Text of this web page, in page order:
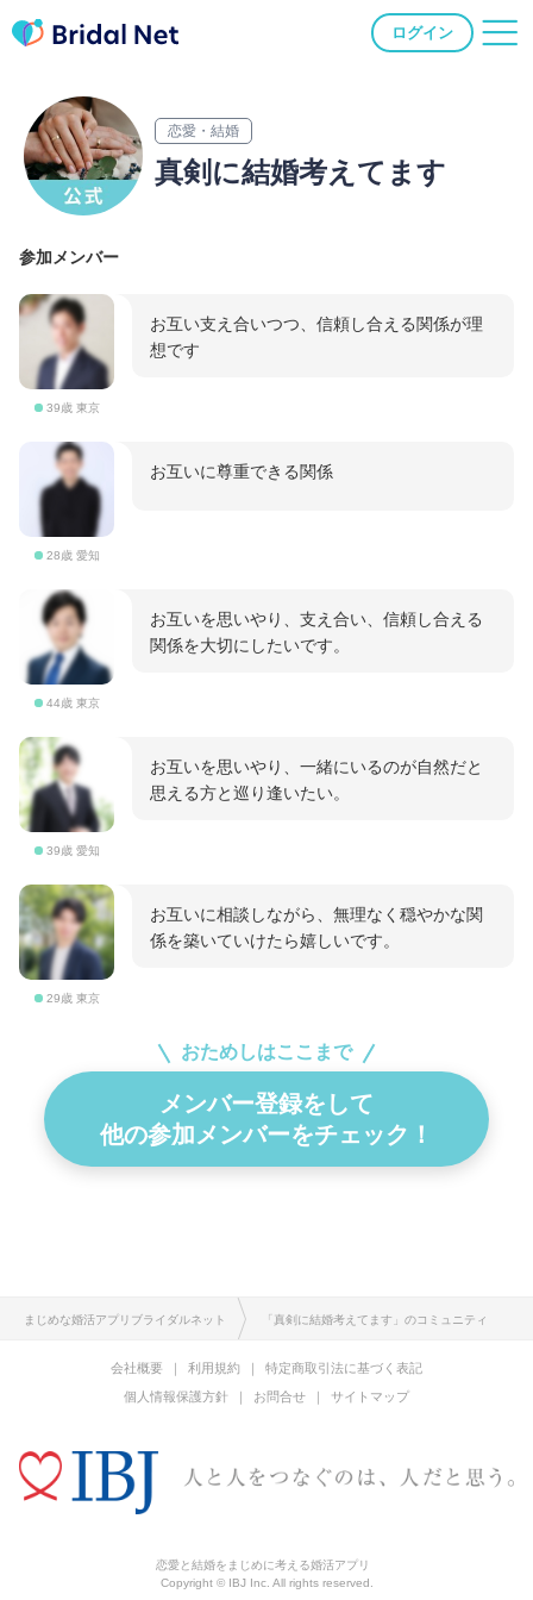
ログイン
恋愛・結婚
真剣に結婚考えてます
参加メンバー
39歳 東京
お互い支え合いつつ、信頼し合える関係が理
想です
28歳 愛知
お互いに尊重できる関係
44歳 東京
お互いを思いやり、支え合い、信頼し合える
関係を大切にしたいです。
39歳 愛知
お互いを思いやり、一緒にいるのが自然だと
思える方と巡り逢いたい。
29歳 東京
お互いに相談しながら、無理なく穏やかな関
係を築いていけたら嬉しいです。
おためしはここまで
メンバー登録をして
他の参加メンバーをチェック！
まじめな婚活アプリブライダルネット 「真剣に結婚考えてます」のコミュニティ
会社概要 利用規約
特定商取引法に基づく表記
個人情報保護方針
お問合せ サイトマップ
恋愛と結婚をまじめに考える婚活アプリ
Copyright © IBJ Inc. All rights reserved.